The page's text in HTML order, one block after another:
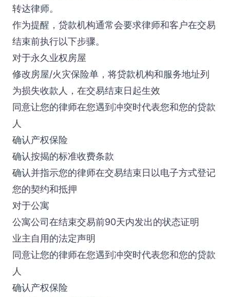
转达律师。
作为提醒，贷款机构通常会要求律师和客户在交易
结束前执行以下步骤。
对于永久业权房屋
修改房屋/火灾保险单，将贷款机构和服务地址列
为损失收款人，在交易结束日起生效
同意让您的律师在您遇到冲突时代表您和您的贷款
人
确认产权保险
确认按揭的标准收费条款
确认并指示您的律师在交易结束日以电子方式登记
您的契约和抵押
对于公寓
公寓公司在结束交易前90天内发出的状态证明
业主自用的法定声明
同意让您的律师在您遇到冲突时代表您和您的贷款
人
确认产权保险